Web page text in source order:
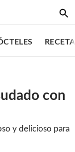
con
y delicioso para